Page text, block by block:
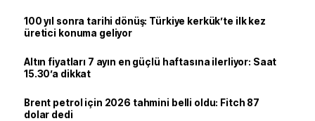
100 yıl sonra tarihi dönüş: Türkiye kerkük’te ilk kez
üretici konuma geliyor
Altın fiyatları 7 ayın en güçlü haftasına ilerliyor: Saat
15.30’a dikkat
Brent petrol için 2026 tahmini belli oldu: Fitch 87
dolar dedi